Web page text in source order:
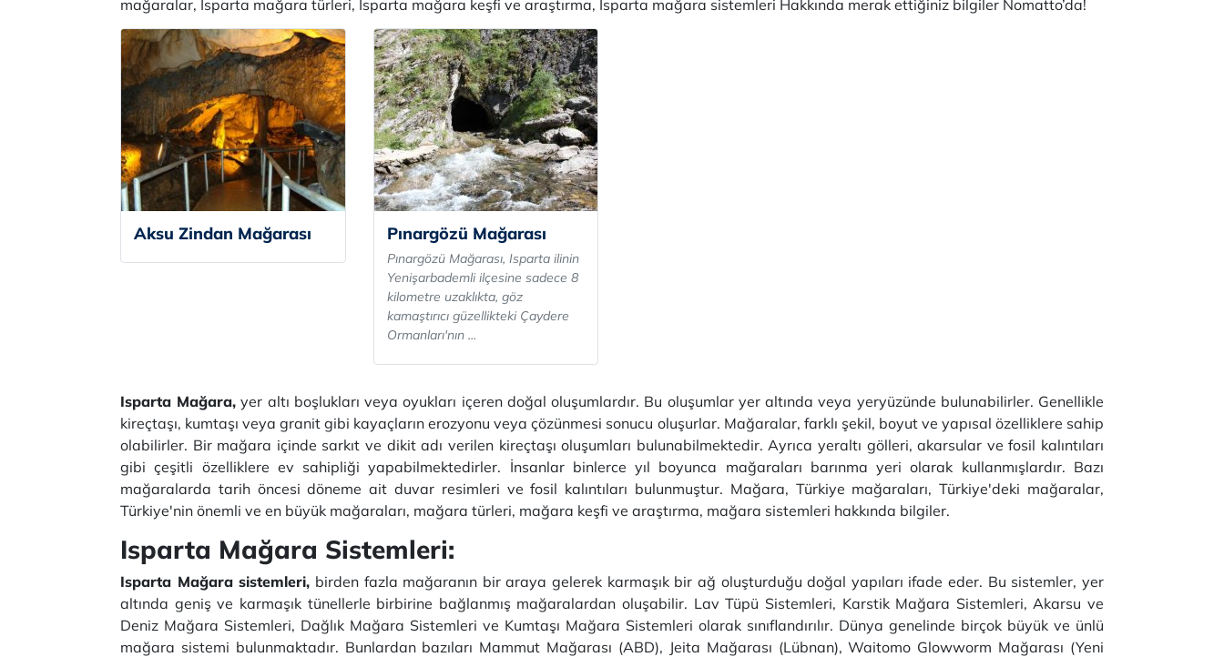
mağaralar, Isparta mağara türleri, Isparta mağara keşfi ve araştırma, Isparta mağara sistemleri Hakkında merak ettiğiniz bilgiler Nomatto’da!
Aksu Zindan Mağarası Pınargözü Mağarası
Pınargözü Mağarası, Isparta ilinin
Yenişarbademli ilçesine sadece 8
kilometre uzaklıkta, göz
kamaştırıcı güzellikteki Çaydere
Ormanları'nın ...
Isparta Mağara, yer altı boşlukları veya oyukları içeren doğal oluşumlardır. Bu oluşumlar yer altında veya yeryüzünde bulunabilirler. Genellikle
kireçtaşı, kumtaşı veya granit gibi kayaçların erozyonu veya çözünmesi sonucu oluşurlar. Mağaralar, farklı şekil, boyut ve yapısal özelliklere sahip
olabilirler. Bir mağara içinde sarkıt ve dikit adı verilen kireçtaşı oluşumları bulunabilmektedir. Ayrıca yeraltı gölleri, akarsular ve fosil kalıntıları
gibi çeşitli özelliklere ev sahipliği yapabilmektedirler. İnsanlar binlerce yıl boyunca mağaraları barınma yeri olarak kullanmışlardır. Bazı
mağaralarda tarih öncesi döneme ait duvar resimleri ve fosil kalıntıları bulunmuştur. Mağara, Türkiye mağaraları, Türkiye'deki mağaralar,
Türkiye'nin önemli ve en büyük mağaraları, mağara türleri, mağara keşfi ve araştırma, mağara sistemleri hakkında bilgiler.
Isparta Mağara Sistemleri:
Isparta Mağara sistemleri, birden fazla mağaranın bir araya gelerek karmaşık bir ağ oluşturduğu doğal yapıları ifade eder. Bu sistemler, yer
altında geniş ve karmaşık tünellerle birbirine bağlanmış mağaralardan oluşabilir. Lav Tüpü Sistemleri, Karstik Mağara Sistemleri, Akarsu ve
Deniz Mağara Sistemleri, Dağlık Mağara Sistemleri ve Kumtaşı Mağara Sistemleri olarak sınıflandırılır. Dünya genelinde birçok büyük ve ünlü
mağara sistemi bulunmaktadır. Bunlardan bazıları Mammut Mağarası (ABD), Jeita Mağarası (Lübnan), Waitomo Glowworm Mağarası (Yeni